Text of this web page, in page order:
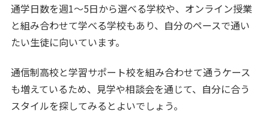
通学日数を週1〜5日から選べる学校や、オンライン授業
と組み合わせて学べる学校もあり、自分のペースで通い
たい生徒に向いています。
通信制高校と学習サポート校を組み合わせて通うケース
も増えているため、見学や相談会を通じて、自分に合う
スタイルを探してみるとよいでしょう。